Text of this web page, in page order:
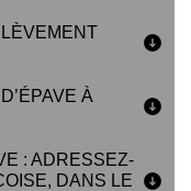
À
: ADRESSEZ-
DANS LE